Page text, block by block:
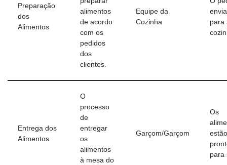
Preparação
dos
Alimentos
alimentos
de acordo
com os
pedidos
dos
clientes.
Equipe da
Cozinha
para
Entrega dos
Alimentos
O
processo
de
entregar
os
alimentos
à mesa do
Garçom/Garçom
Os
estão
para